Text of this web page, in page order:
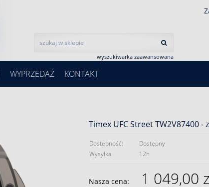
wyszukiwarka zaawansowana
WYPRZEDAŻ KONTAKT
Timex UFC Street TW2V87400 -
Dostępność:
Dostępny
Wysyłka
12h
Nasza cena: 1 049,00